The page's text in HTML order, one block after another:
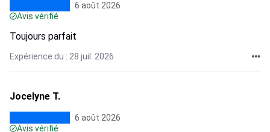
6 août 2026
Avis vérifié
Toujours parfait
Expérience du : 28 juil. 2026
Jocelyne T.
6 août 2026
Avis vérifié